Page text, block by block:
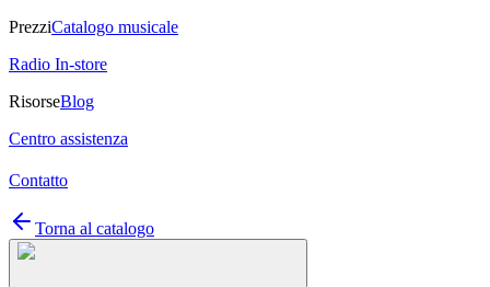
PrezziCatalogo musicale
Radio In-store
RisorseBlog
Centro assistenza
Contatto
Torna al catalogo